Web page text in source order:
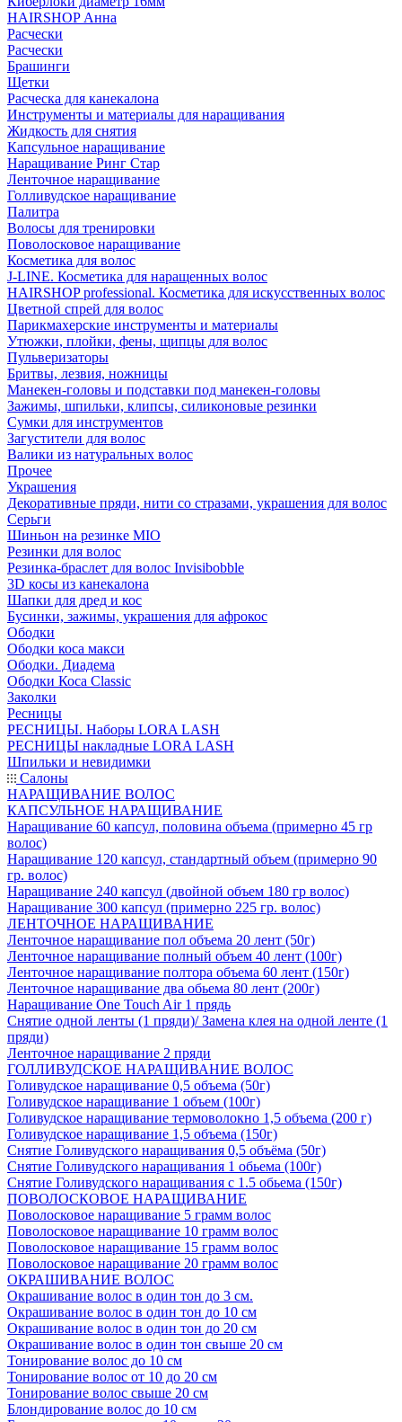
HAIRSHOP Анна
Расчески
Расчески
Брашинги
Щетки
Расческа для канекалона
Инструменты и материалы для наращивания
Жидкость для снятия
Капсульное наращивание
Наращивание Ринг Стар
Ленточное наращивание
Голливудское наращивание
Палитра
Волосы для тренировки
Поволосковое наращивание
Косметика для волос
J-LINE. Косметика для наращенных волос
HAIRSHOP professional. Косметика для искусственных волос
Цветной спрей для волос
Парикмахерские инструменты и материалы
Утюжки, плойки, фены, щипцы для волос
Пульверизаторы
Бритвы, лезвия, ножницы
Манекен-головы и подставки под манекен-головы
Зажимы, шпильки, клипсы, силиконовые резинки
Сумки для инструментов
Загустители для волос
Валики из натуральных волос
Прочее
Украшения
Декоративные пряди, нити со стразами, украшения для волос
Серьги
Шиньон на резинке MIO
Резинки для волос
Резинка-браслет для волос Invisibobble
3D косы из канекалона
Шапки для дред и кос
Бусинки, зажимы, украшения для афрокос
Ободки
Ободки коса макси
Ободки. Диадема
Ободки Коса Classic
Заколки
Ресницы
РЕСНИЦЫ. Наборы LORA LASH
РЕСНИЦЫ накладные LORA LASH
Шпильки и невидимки
Салоны
НАРАЩИВАНИЕ ВОЛОС
КАПСУЛЬНОЕ НАРАЩИВАНИЕ
Наращивание 60 капсул, половина объема (примерно 45 гр
волос)
Наращивание 120 капсул, стандартный объем (примерно 90
гр. волос)
Наращивание 240 капсул (двойной объем 180 гр волос)
Наращивание 300 капсул (примерно 225 гр. волос)
ЛЕНТОЧНОЕ НАРАЩИВАНИЕ
Ленточное наращивание пол объема 20 лент (50г)
Ленточное наращивание полный объем 40 лент (100г)
Ленточное наращивание полтора объема 60 лент (150г)
Ленточное наращивание два обьема 80 лент (200г)
Наращивание One Touch Air 1 прядь
Снятие одной ленты (1 пряди)/ Замена клея на одной ленте (1
пряди)
Ленточное наращивание 2 пряди
ГОЛЛИВУДСКОЕ НАРАЩИВАНИЕ ВОЛОС
Голивудское наращивание 0,5 объема (50г)
Голивудское наращивание 1 объем (100г)
Голивудское наращивание термоволокно 1,5 объема (200 г)
Голивудское наращивание 1,5 объема (150г)
Снятие Голивудского наращивания 0,5 объёма (50г)
Снятие Голивудского наращивания 1 обьема (100г)
Снятие Голивудского наращивания с 1.5 обьема (150г)
ПОВОЛОСКОВОЕ НАРАЩИВАНИЕ
Поволосковое наращивание 5 грамм волос
Поволосковое наращивание 10 грамм волос
Поволосковое наращивание 15 грамм волос
Поволосковое наращивание 20 грамм волос
ОКРАШИВАНИЕ ВОЛОС
Окрашивание волос в один тон до 3 см.
Окрашивание волос в один тон до 10 см
Окрашивание волос в один тон до 20 см
Окрашивание волос в один тон свыше 20 см
Тонирование волос до 10 см
Тонирование волос от 10 до 20 см
Тонирование волос свыше 20 см
Блондирование волос до 10 см